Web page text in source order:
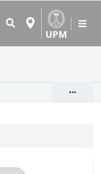
UPM
•••